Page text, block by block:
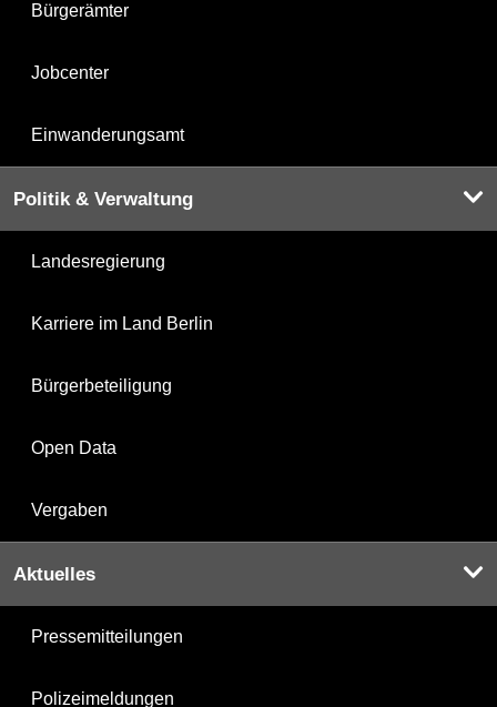
Bürgerämter
Jobcenter
Einwanderungsamt
Politik & Verwaltung
Landesregierung
Karriere im Land Berlin
Bürgerbeteiligung
Open Data
Vergaben
Aktuelles
Pressemitteilungen
Polizeimeldungen